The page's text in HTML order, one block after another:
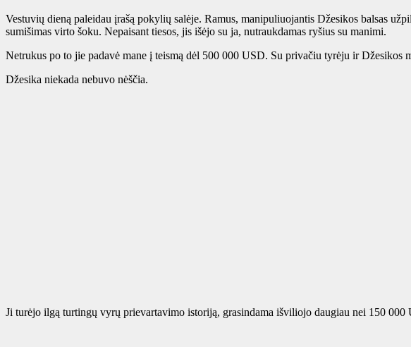
Vestuvių dieną paleidau įrašą pokylių salėje. Ramus, manipuliuojantis Džesikos balsas
sumišimas virto šoku. Nepaisant tiesos, jis išėjo su ja, nutraukdamas ryšius su manimi.
Netrukus po to jie padavė mane į teismą dėl 500 000 USD. Su privačiu tyrėju ir Džesikos
Džesika niekada nebuvo nėščia.
Ji turėjo ilgą turtingų vyrų prievartavimo istoriją, grasindama išviliojo daugiau nei 150 000